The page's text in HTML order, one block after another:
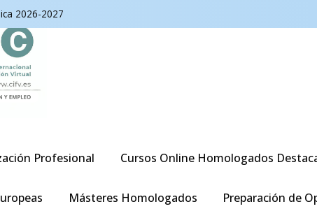
2026-2027
Profesional Cursos Online Homologados
Másteres Homologados Preparación de